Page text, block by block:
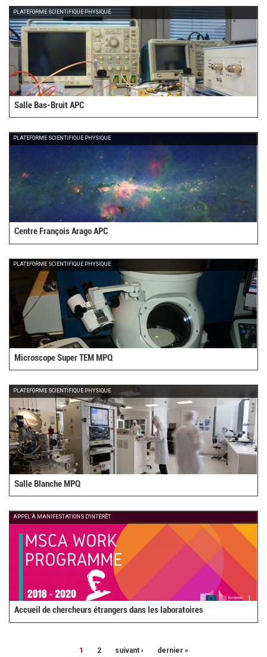
PLATEFORME SCIENTIFIQUE PHYSIQUE
Salle Bas-Bruit APC
PLATEFORME SCIENTIFIQUE PHYSIQUE
Centre François Arago APC
PLATEFORME SCIENTIFIQUE PHYSIQUE
Microscope Super TEM MPQ
PLATEFORME SCIENTIFIQUE PHYSIQUE
Salle Blanche MPQ
APPEL À MANIFESTATIONS D'INTÉRÊT
Accueil de chercheurs étrangers dans les laboratoires
1 2 suivant › dernier »